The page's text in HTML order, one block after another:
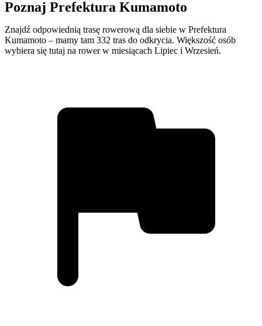
Poznaj Prefektura Kumamoto
Znajdź odpowiednią trasę rowerową dla siebie w Prefektura
Kumamoto – mamy tam 332 tras do odkrycia. Większość osób
wybiera się tutaj na rower w miesiącach Lipiec i Wrzesień.